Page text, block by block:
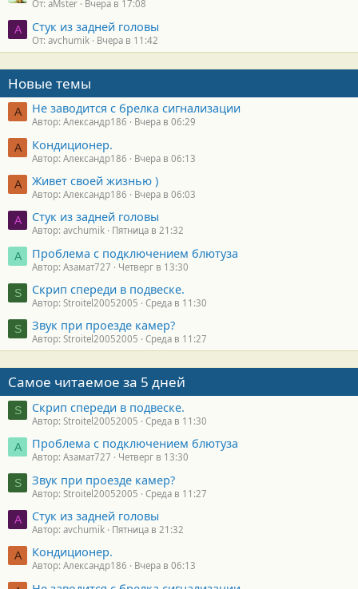
От: aMster Вчера в 17:08
A Стук из задней головы
От: avchumik Вчера в 11:42
Новые темы
А Не заводится с брелка сигнализации
Автор: Александр186 Вчера в 06:29
А Кондиционер.
Автор: Александр186 Вчера в 06:13
А Живет своей жизнью )
Автор: Александр186 Вчера в 06:03
A Стук из задней головы
Автор: avchumik Пятница в 21:32
А Проблема с подключением блютуза
Автор: Азамат727 Четверг в 13:30
S Скрип спереди в подвеске.
Автор: Stroitel20052005 Среда в 11:30
S Звук при проезде камер?
Автор: Stroitel20052005 Среда в 11:27
Самое читаемое за 5 дней
S Скрип спереди в подвеске.
Автор: Stroitel20052005 Среда в 11:30
А Проблема с подключением блютуза
Автор: Азамат727 Четверг в 13:30
S Звук при проезде камер?
Автор: Stroitel20052005 Среда в 11:27
A Стук из задней головы
Автор: avchumik Пятница в 21:32
А Кондиционер.
Автор: Александр186 Вчера в 06:13